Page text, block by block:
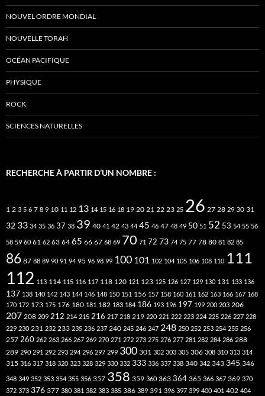
NOUVEL ORDRE MONDIAL
NOUVELLE TORAH
OCÉAN PACIFIQUE
PHYSIQUE
ROCK
SCIENCES NATURELLES
RECHERCHE À PARTIR D’UN NOMBRE :
1 2 3 5 6 7 8 9 10 11 12 13 14 15 16 18 19 20 21 22 23 25 26 27 28 29 30 31
32 33 34 35 36 37 38 39 40 41 42 43 44 45 46 47 48 49 50 51 52 53 54 55 56
58 59 60 61 62 63 64 65 66 67 68 69 70 71 72 73 74 75 77 78 80 81 82 85
86 87 88 89 90 91 94 95 96 98 99 100 101 102 104 105 106 108 110 111
112 113 114 115 116 117 118 120 121 123 125 126 127 129 130 131 133 136
137 138 140 142 143 144 146 148 150 151 156 157 158 160 161 162 163 166 167 168
170 172 173 175 176 180 181 182 183 184 186 193 196 197 199 200 203 206
207 208 209 212 214 215 216 217 218 219 220 221 222 223 224 225 226 227 228
229 230 231 232 233 235 236 237 240 245 246 247 248 250 252 253 254 255 256
257 260 262 263 266 267 269 270 271 272 273 275 276 277 281 282 284 286 288
289 290 291 292 293 294 296 297 299 300 301 302 303 305 306 308 310 313 314
315 316 317 318 320 323 328 329 330 332 333 336 337 338 340 342 343 345 346
348 349 352 353 354 355 356 357 358 359 360 363 364 365 366 367 369 370
372 373 376 377 380 381 382 383 385 386 389 391 396 397 399 400 401 402 404